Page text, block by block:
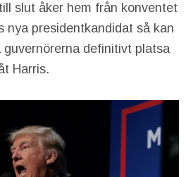
slut åker hem från konventet
nya presidentkandidat så kan
guvernörerna definitivt platsa
Harris.